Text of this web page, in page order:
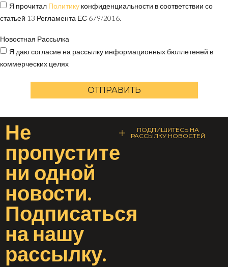
Я прочитал Политику конфиденциальности в соответствии со
статьей 13 Регламента ЕС 679/2016.
Новостная Рассылка
Я даю согласие на рассылку информационных бюллетеней в
коммерческих целях
ОТПРАВИТЬ
Не
пропустите
ни одной
новости.
Подписаться
нанашу
рассылку.
ПОДПИШИТЕСЬ НА
РАССЫЛКУ НОВОСТЕЙ